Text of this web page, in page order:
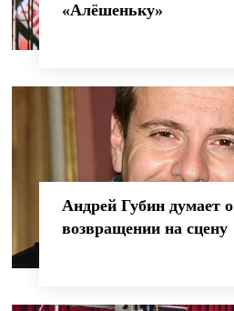
«Алёшеньку»
Андрей Губин думает о
возвращении на сцену